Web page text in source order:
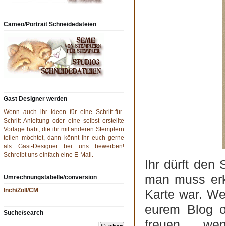
Cameo/Portrait Schneidedateien
Gast Designer werden
Wenn auch ihr Ideen für eine Schritt-für-
Schritt Anleitung oder eine selbst erstellte
Vorlage habt, die ihr mit anderen Stemplern
teilen möchtet, dann könnt ihr euch gerne
als Gast-Designer bei uns bewerben!
Schreibt uns einfach eine E-Mail
Umrechnungstabelle/conversion
Inch/Zoll/CM
Suche/search
Ihr dürft den
man muss
Karte war.
eurem Blog